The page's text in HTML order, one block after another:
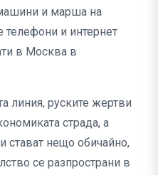
и марша на
телефони и интернет
в Москва в
линия, руските жертви
страда, а
стават нещо обичайно,
се разпространи в